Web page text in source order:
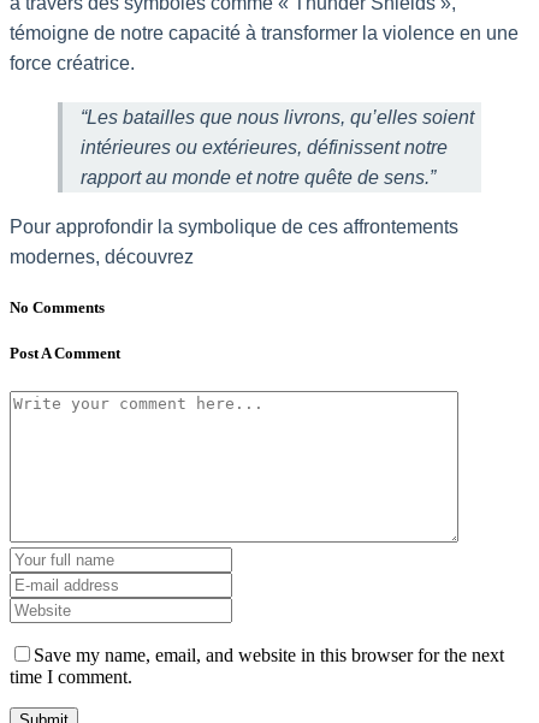
témoigne de notre capacité à transformer la violence en une
force créatrice.
“Les batailles que nous livrons, qu’elles soient
intérieures ou extérieures, définissent notre
rapport au monde et notre quête de sens.”
Pour approfondir la symbolique de ces affrontements
modernes, découvrez
No Comments
Post A Comment
Save my name, email, and website in this browser for the next
time I comment.